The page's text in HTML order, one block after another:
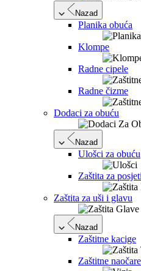
Nazad
Planika obuća
Klompe
Radne cipele
Radne čizme
Dodaci za obuću
Nazad
Ulošci za obuću
Zaštita za
Zaštita za uši i glavu
Nazad
Zaštitne kacige
Zaštitne